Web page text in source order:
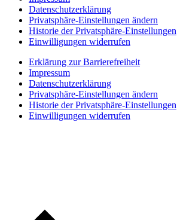
Datenschutzerklärung
Privatsphäre-Einstellungen ändern
Historie der Privatsphäre-Einstellungen
Einwilligungen widerrufen
Erklärung zur Barrierefreiheit
Impressum
Datenschutzerklärung
Privatsphäre-Einstellungen ändern
Historie der Privatsphäre-Einstellungen
Einwilligungen widerrufen